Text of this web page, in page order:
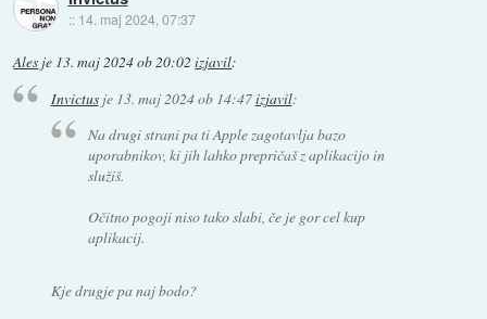
:: 14. maj 2024, 07:37
Ales je 13. maj 2024 ob 20:02 izjavil:
Invictusje 13. maj 2024 ob 14:47izjavil:
Na drugi strani pa ti Apple zagotavlja bazo
uporabnikov, ki jih lahko prepričaš z aplikacijo in
služiš.
Očitno pogoji niso tako slabi, če je gor cel kup
aplikacij.
Kje drugje pa naj bodo?